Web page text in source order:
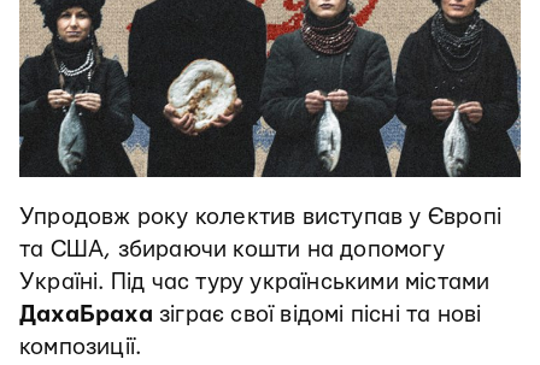
Упродовж року колектив виступав у Європі
та США, збираючи кошти на допомогу
Україні. Під час туру українськими містами
ДахаБраха зіграє свої відомі пісні та нові
композиції.